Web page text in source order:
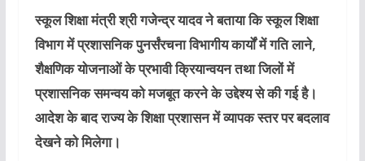
स्कूल शिक्षा मंत्री श्री गजेन्द्र यादव ने बताया कि स्कूल शिक्षा
विभाग में प्रशासनिक पुनर्संरचना विभागीय कार्यों में गति लाने,
शैक्षणिक योजनाओं के प्रभावी क्रियान्वयन तथा जिलों में
प्रशासनिक समन्वय को मजबूत करने के उद्देश्य से की गई है।
आदेश के बाद राज्य के शिक्षा प्रशासन में व्यापक स्तर पर बदलाव
देखने को मिलेगा।